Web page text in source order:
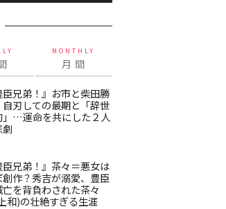
MONTHLY
月 間
臣兄弟！』お市と柴田勝
自刃しての最期と「辞世
」…運命を共にした２人
劇
臣兄弟！』茶々＝悪女は
創作？秀吉が溺愛、豊臣
亡を背負わされた茶々
和)の壮絶すぎる生涯